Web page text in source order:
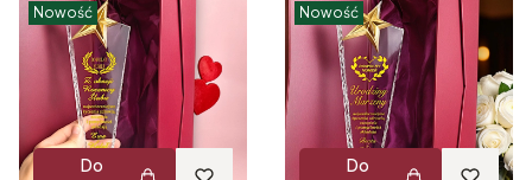
Nowość
Do
Nowość
Do